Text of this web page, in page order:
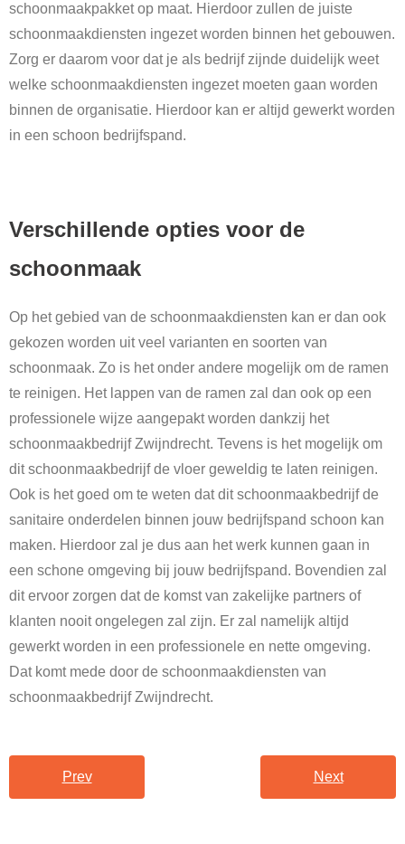
schoonmaakpakket op maat. Hierdoor zullen de juiste
schoonmaakdiensten ingezet worden binnen het gebouwen.
Zorg er daarom voor dat je als bedrijf zijnde duidelijk weet
welke schoonmaakdiensten ingezet moeten gaan worden
binnen de organisatie. Hierdoor kan er altijd gewerkt worden
in een schoon bedrijfspand.
Verschillende opties voor de
schoonmaak
Op het gebied van de schoonmaakdiensten kan er dan ook
gekozen worden uit veel varianten en soorten van
schoonmaak. Zo is het onder andere mogelijk om de ramen
te reinigen. Het lappen van de ramen zal dan ook op een
professionele wijze aangepakt worden dankzij het
schoonmaakbedrijf Zwijndrecht. Tevens is het mogelijk om
dit schoonmaakbedrijf de vloer geweldig te laten reinigen.
Ook is het goed om te weten dat dit schoonmaakbedrijf de
sanitaire onderdelen binnen jouw bedrijfspand schoon kan
maken. Hierdoor zal je dus aan het werk kunnen gaan in
een schone omgeving bij jouw bedrijfspand. Bovendien zal
dit ervoor zorgen dat de komst van zakelijke partners of
klanten nooit ongelegen zal zijn. Er zal namelijk altijd
gewerkt worden in een professionele en nette omgeving.
Dat komt mede door de schoonmaakdiensten van
schoonmaakbedrijf Zwijndrecht.
Prev Next